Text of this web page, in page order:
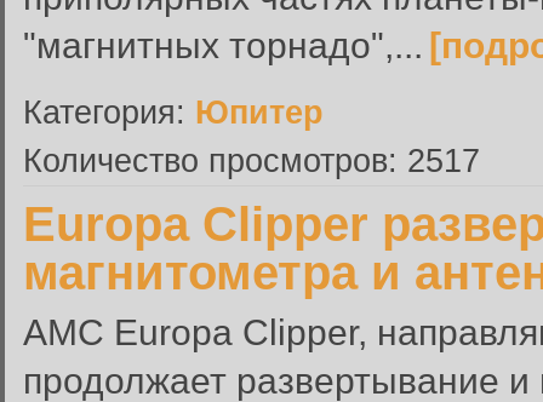
"магнитных торнадо",...
Категория: Юпитер
Количество просмотров: 2517
Europa Clipper
магнитометра и
АМС Europa Clipper,
продолжает развертывание и